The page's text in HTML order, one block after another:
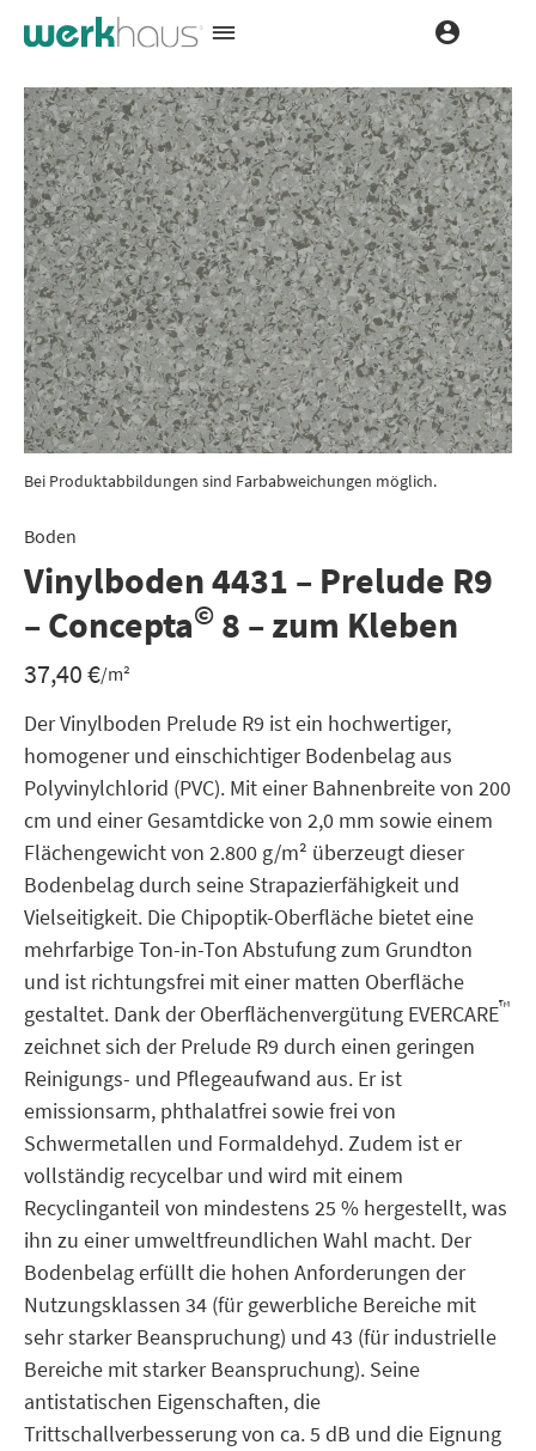
Bei Produktabbildungen sind Farbabweichungen möglich.
Boden
Vinylboden 4431 – Prelude R9
– Concepta© 8 – zum Kleben
37,40€/m²
Der Vinylboden Prelude R9 ist ein hochwertiger,
homogener und einschichtiger Bodenbelag aus
Polyvinylchlorid (PVC). Mit einer Bahnenbreite von 200
cm und einer Gesamtdicke von 2,0 mm sowie einem
Flächengewicht von 2.800 g/m² überzeugt dieser
Bodenbelag durch seine Strapazierfähigkeit und
Vielseitigkeit. Die Chipoptik-Oberfläche bietet eine
mehrfarbige Ton-in-Ton Abstufung zum Grundton
und ist richtungsfrei mit einer matten Oberfläche
gestaltet. Dank der Oberflächenvergütung EVERCARE™
zeichnet sich der Prelude R9 durch einen geringen
Reinigungs- und Pflegeaufwand aus. Er ist
emissionsarm, phthalatfrei sowie frei von
Schwermetallen und Formaldehyd. Zudem ist er
vollständig recycelbar und wird mit einem
Recyclinganteil von mindestens 25 % hergestellt, was
ihn zu einer umweltfreundlichen Wahl macht. Der
Bodenbelag erfüllt die hohen Anforderungen der
Nutzungsklassen 34 (für gewerbliche Bereiche mit
sehr starker Beanspruchung) und 43 (für industrielle
Bereiche mit starker Beanspruchung). Seine
antistatischen Eigenschaften, die
Trittschallverbesserung von ca. 5 dB und die Eignung